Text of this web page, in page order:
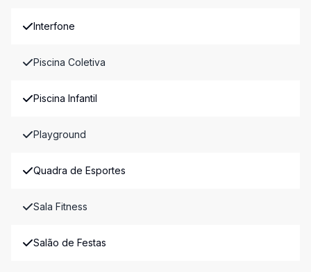
Interfone
Piscina Coletiva
Piscina Infantil
Playground
Quadra de Esportes
Sala Fitness
Salão de Festas